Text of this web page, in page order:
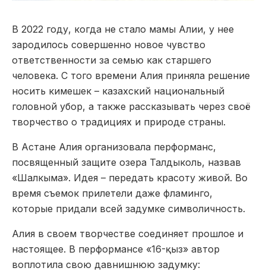
В 2022 году, когда не стало мамы Алии, у нее
зародилось совершенно новое чувство
ответственности за семью как старшего
человека. С того времени Алия приняла решение
носить кимешек – казахский национальный
головной убор, а также рассказывать через своё
творчество о традициях и природе страны.
В Астане Алия организовала перформанс,
посвященный защите озера Талдыколь, назвав
«Шалкыма». Идея – передать красоту живой. Во
время съемок прилетели даже фламинго,
которые придали всей задумке символичность.
Алия в своем творчестве соединяет прошлое и
настоящее. В перформансе «16-қыз» автор
воплотила свою давнишнюю задумку: